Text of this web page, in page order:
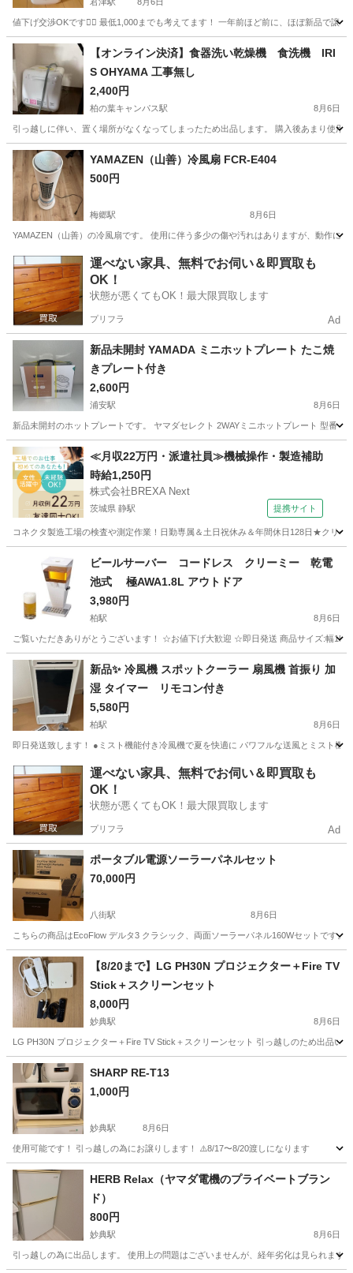
値下げ交渉OKです🙆‍♀️ 最低1,000までも考えてます！ 一年前ほど前に、ほぼ新品で譲
千葉 君津市 君津駅 季節、空調家電
【オンライン決済】食器洗い乾燥機 食洗機 IRI
S OHYAMA 工事無し
2,400円
柏の葉キャンパス駅 8月6日
引っ越しに伴い、置く場所がなくなってしまったため出品します。 購入後あまり使
千葉 柏市 柏の葉キャンパス駅 キッチン家電
YAMAZEN（山善）冷風扇 FCR-E404
500円
梅郷駅 8月6日
YAMAZEN（山善）の冷風扇です。 使用に伴う多少の傷や汚れはありますが、動作に
千葉 野田市 梅郷駅 季節、空調家電
運べない家具、無料でお伺い＆即買取も
OK！
状態が悪くてもOK！最大限買取します
プリフラ Ad
新品未開封 YAMADA ミニホットプレート たこ焼
きプレート付き
2,600円
浦安駅 8月6日
新品未開封のホットプレートです。 ヤマダセレクト 2WAYミニホットプレート 型番
千葉 浦安市 浦安駅 キッチン家電 たこ焼き
≪月収22万円・派遣社員≫機械操作・製造補助
時給1,250円
株式会社BREXA Next
茨城県 静駅 提携サイト
コネクタ製造工場の検査や測定作業！日勤専属＆土日祝休み＆年間休日128日★クリ
静駅 その他
ビールサーバー コードレス クリーミー 乾電
池式 極AWA1.8L アウトドア
3,980円
柏駅 8月6日
ご覧いただきありがとうございます！ ☆お値下げ大歓迎 ☆即日発送 商品サイズ:幅
千葉 柏市 柏駅 キッチン家電
新品✨ 冷風機 スポットクーラー 扇風機 首振り 加
湿 タイマー リモコン付き
5,580円
柏駅 8月6日
即日発送致します！ ●ミスト機能付き冷風機で夏を快適に パワフルな送風とミスト
千葉 柏市 柏駅 季節、空調家電
運べない家具、無料でお伺い＆即買取も
OK！
状態が悪くてもOK！最大限買取します
プリフラ Ad
ポータブル電源ソーラーパネルセット
70,000円
八街駅 8月6日
こちらの商品はEcoFlow デルタ3 クラシック、両面ソーラーパネル160Wセットです
千葉 八街市 家電
【8/20まで】LG PH30N プロジェクター＋Fire TV
Stick＋スクリーンセット
8,000円
妙典駅 8月6日
LG PH30N プロジェクター＋Fire TV Stick＋スクリーンセット 引っ越しのため出品い
千葉 市川市
SHARP RE-T13
1,000円
妙典駅 8月6日
使用可能です！ 引っ越しの為にお譲りします！ ⚠️8/17〜8/20渡しになります
千葉 市川市 キッチン家電
HERB Relax（ヤマダ電機のプライベートブラン
ド）
800円
妙典駅 8月6日
引っ越しの為に出品します。 使用上の問題はございませんが、経年劣化は見られま